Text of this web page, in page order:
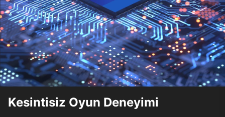
Kesintisiz Oyun Deneyimi